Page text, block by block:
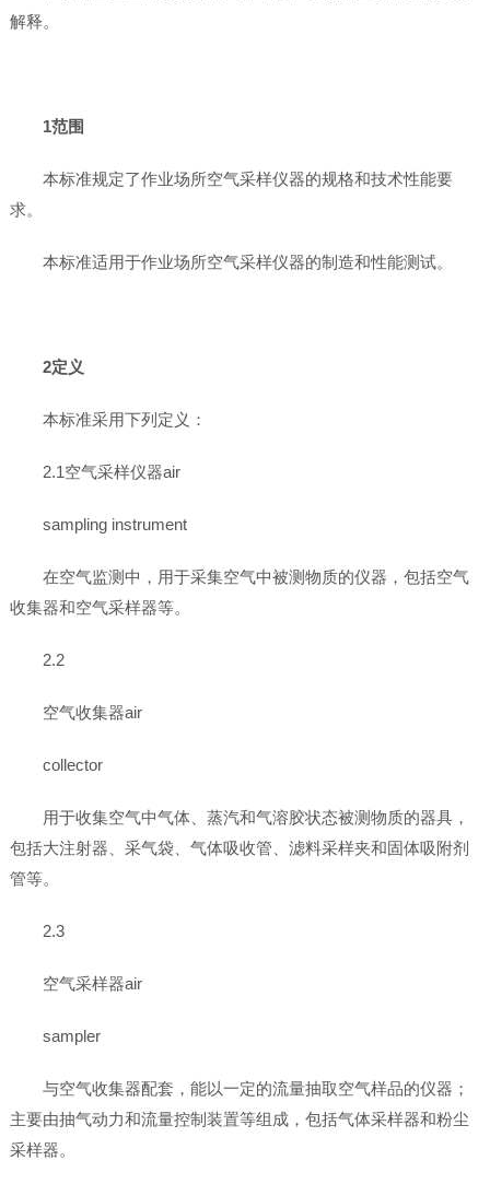
解释。
1范围
本标准规定了作业场所空气采样仪器的规格和技术性能要
求。
本标准适用于作业场所空气采样仪器的制造和性能测试。
2定义
本标准采用下列定义：
2.1空气采样仪器air
sampling instrument
在空气监测中，用于采集空气中被测物质的仪器，包括空气
收集器和空气采样器等。
2.2
空气收集器air
collector
用于收集空气中气体、蒸汽和气溶胶状态被测物质的器具，
包括大注射器、采气袋、气体吸收管、滤料采样夹和固体吸附剂
管等。
2.3
空气采样器air
sampler
与空气收集器配套，能以一定的流量抽取空气样品的仪器；
主要由抽气动力和流量控制装置等组成，包括气体采样器和粉尘
采样器。